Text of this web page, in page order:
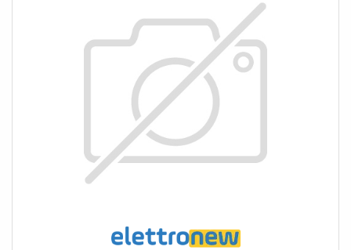
Touch Manager et 1 récepteur radio. Fusible à
réarmement automatique pour la sortie de puissance de
la sirène, le bus série RS485 et l'alimentation du capteur.
Equipé d'un port USB pour la connexion à un PC avec le
logiciel de configuration Safe Manager Toutes les zones
sont configurables en tant que NC, NO, simple, double et
triple équilibrage. Dimensions (L x H x P) 260 x 280 x 80
mm Norme appliquée : EN50131 Diplôme de pollution :
grade 2